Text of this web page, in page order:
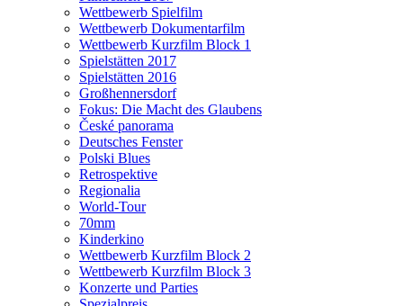
Wettbewerb Spielfilm
Wettbewerb Dokumentarfilm
Wettbewerb Kurzfilm Block 1
Spielstätten 2017
Spielstätten 2016
Großhennersdorf
Fokus: Die Macht des Glaubens
České panorama
Deutsches Fenster
Polski Blues
Retrospektive
Regionalia
World-Tour
70mm
Kinderkino
Wettbewerb Kurzfilm Block 2
Wettbewerb Kurzfilm Block 3
Konzerte und Parties